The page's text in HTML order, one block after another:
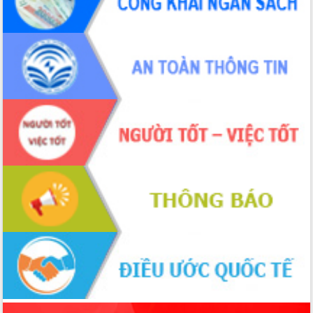
phá cơ chế - Hợp tác công tư
Đề án 06 tạo bước ngoặt đột phá trong
cải cách hành chính tỉnh Đắk Lắk
Kết nối tour, đẩy mạnh chuyển đổi số
để phát triển du lịch Đắk Lắk
Khởi động Dự án Đầu tư xây dựng hạ
tầng kỹ thuật Cụm công nghiệp Tân
Tiến
Gặp mặt các cơ quan báo chí nhân Kỷ
niệm 101 năm Ngày Báo chí Cách
mạng Việt Nam
Đắk Lắk sơ kết 4 năm triển khai thực
hiện Đề án 06 của Chính phủ
Họp báo thông tin về Hội nghị Công bố
Quy hoạch và Xúc tiến đầu tư tỉnh Đắk
Khơi thông điểm nghẽn, đẩy nhanh
giải ngân vốn khắc phục thiên tai
HĐND tỉnh thông qua điều chỉnh Quy
hoạch tỉnh thời kỳ 2021-2030